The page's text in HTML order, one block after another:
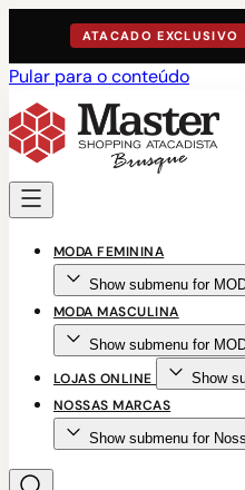
ATACADO EXCLUSIVO
Pular para o conteúdo
MODA FEMININA
Show submenu for
MODA MASCULINA
Show submenu for
LOJAS ONLINE Show
NOSSAS MARCAS
Show submenu for